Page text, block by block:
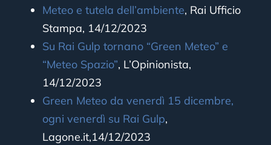
Meteo e tutela dell’ambiente, Rai Ufficio
Stampa, 14/12/2023
Su Rai Gulp tornano “Green Meteo” e
“Meteo Spazio”, L’Opinionista,
14/12/2023
Green Meteo da venerdì 15 dicembre,
ogni venerdì su Rai Gulp,
Lagone.it,14/12/2023